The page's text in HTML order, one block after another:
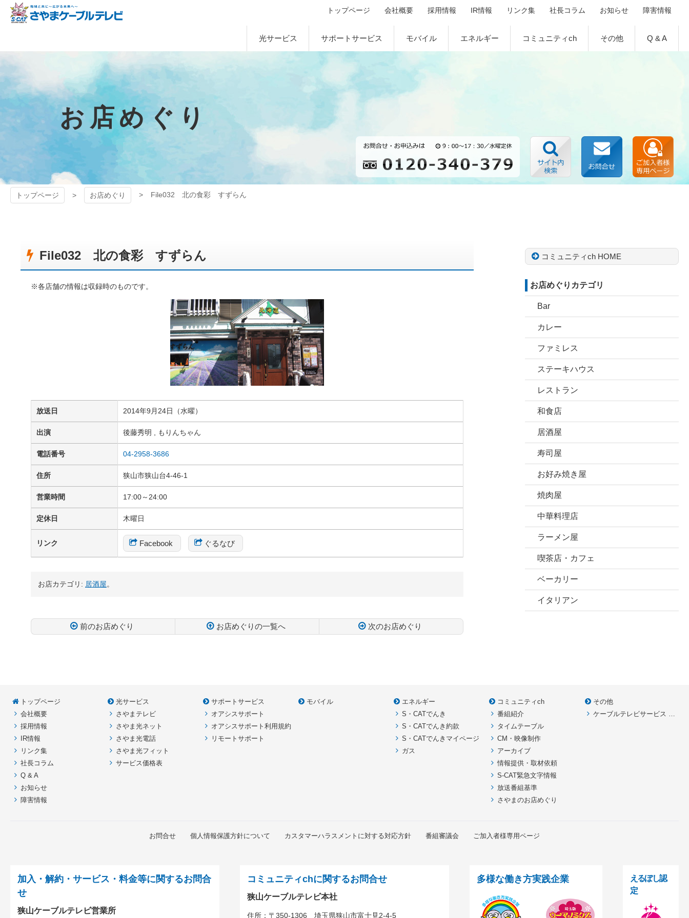
本
キ
ッ
テレビ
トップページ 会社概要 採用情報 IR情報 リンク集 社長コラム お知らせ 障害情報
光サービス サポートサービス モバイル エネルギー コミュニティch その他 Q & A
お店めぐり
トップページ お店めぐり File032 北の食彩 すずらん
コミュニティch HOME
お店めぐりカテゴリ
Bar
カレー
ファミレス
ステーキハウス
レストラン
和食店
居酒屋
寿司屋
お好み焼き屋
焼肉屋
中華料理店
ラーメン屋
喫茶店・カフェ
ベーカリー
イタリアン
File032 北の食彩 すずらん
※各店舗の情報は収録時のものです。
放送日 2014年9月24日（水曜）
出演 後藤秀明 , もりんちゃん
電話番号 04-2958-3686
住所 狭山市狭山台4-46-1
営業時間 17:00～24:00
定休日 木曜日
リンク Facebook ぐるなび
お店カテゴリ: 居酒屋。
前のお店めぐり お店めぐりの一覧へ 次のお店めぐり
文
の
先
頭
へ
へ
戻
る
トップページ
会社概要
採用情報
IR情報
リンク集
社長コラム
Q & A
お知らせ
障害情報
光サービス
さやまテレビ
さやま光ネット
さやま光電話
さやま光フィット
サービス価格表
サポートサービス
オアシスサポート
オアシスサポート利用規約
リモートサポート
モバイル
エネルギー
S・CATでんき
S・CATでんき約款
S・CATでんきマイページ
ガス
コミュニティch
番組紹介
タイムテーブル
CM・映像制作
アーカイブ
情報提供・取材依頼
S-CAT緊急文字情報
放送番組基準
さやまのお店めぐり
その他
ケーブルテレビサービス HOME
お問合せ 個人情報保護方針について カスタマーハラスメントに対する対応方針 番組審議会 ご加入者様専用ページ
加入・解約・サービス・料金等に関するお問合
せ
狭山ケーブルテレビ営業所
コミュニティchに関するお問合せ
狭山ケーブルテレビ本社
住所： 〒350-1306 埼玉県狭山市富士見2-4-5
多様な働き方実践企業
えるぼし認
定